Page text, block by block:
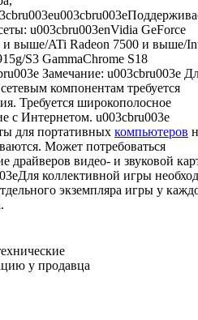
u003cbru003enVidia GeForce
выше/ATi Radeon 7500 и выше/
S3 GammaChrome S18
Замечание: u003cbru003e
компонентам требуется
Требуется широкополосное
с Интернетом. u003cbru003e
для портативных компьютеров
Может потребоваться
драйверов видео- и звуковой
коллективной игры
экземпляра игры у
у продавца